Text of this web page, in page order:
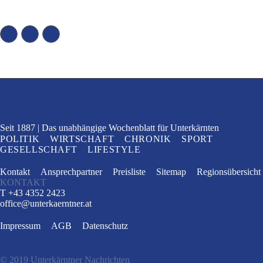
Seit 1887 Das unabhängige Wochenblatt für Unterkärnten
POLITIK
WIRTSCHAFT CHRONIK
SPORT
GESELLSCHAFT
LIFESTYLE
Kontakt Ansprechpartner Preisliste Sitemap
Regionsübersicht
KONTAKT
T +43 4352 2423
office@unterkaerntner.at
Impressum AGB Datenschutz
© 2019 Unterkärntner Nachrichten